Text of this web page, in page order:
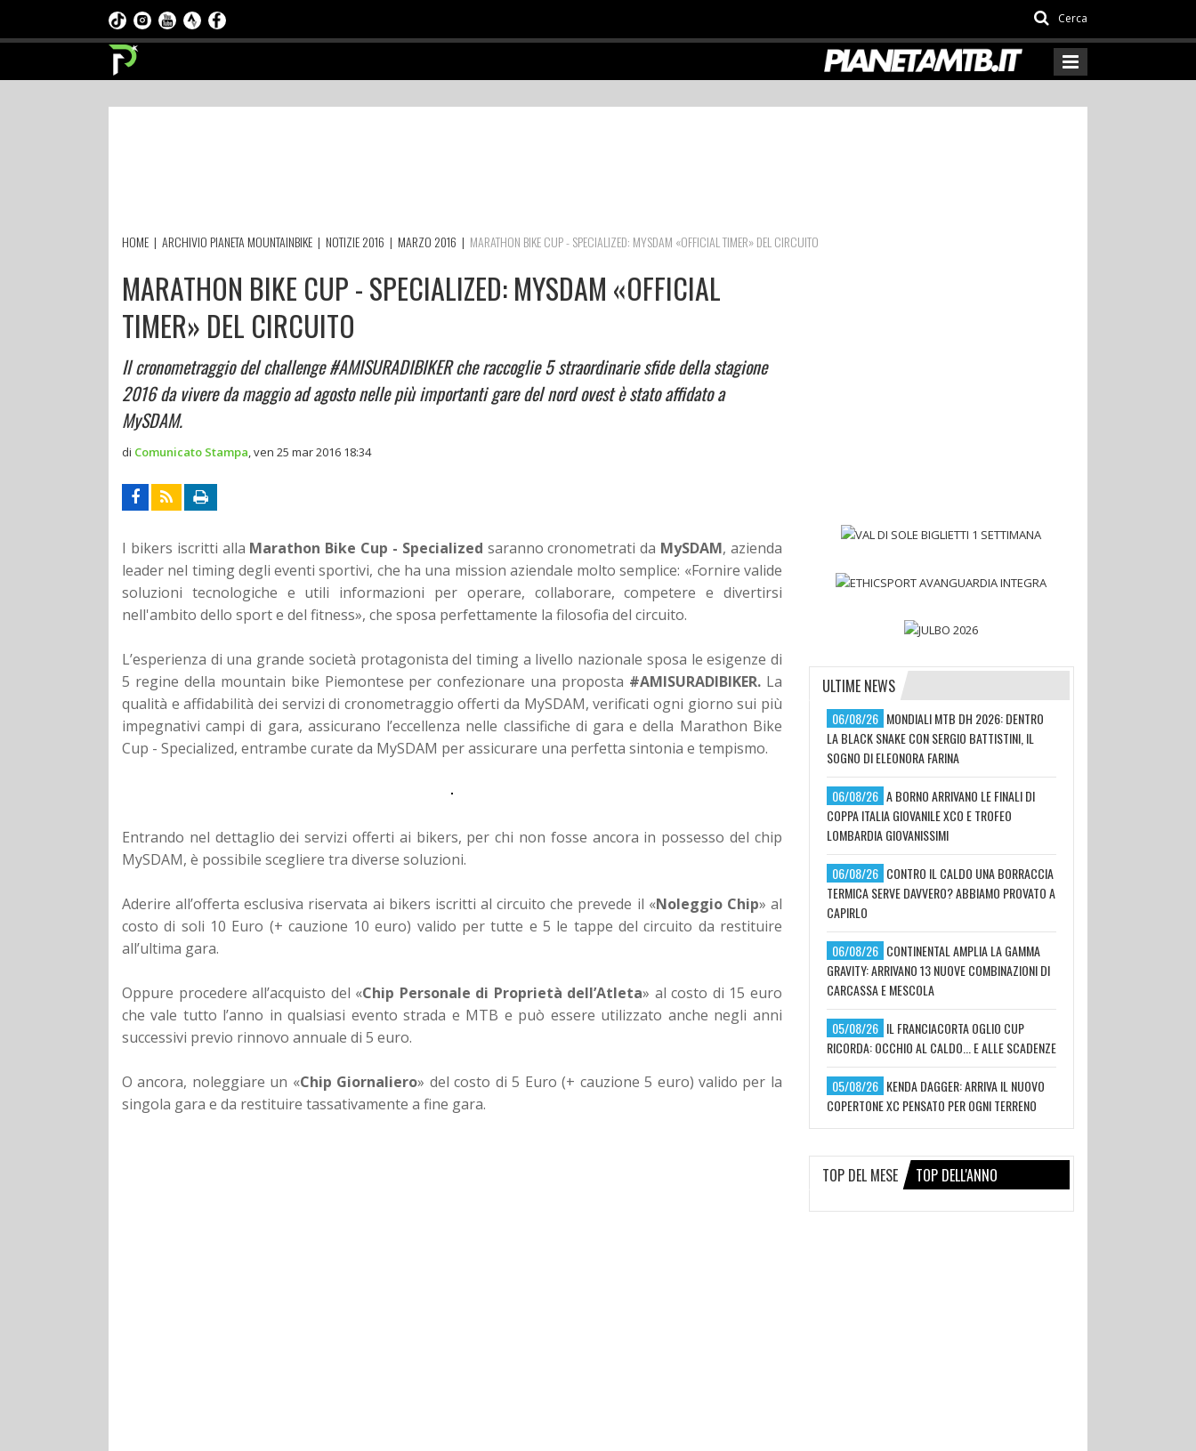
Cerca
HOME | ARCHIVIO PIANETA MOUNTAINBIKE | NOTIZIE 2016 | MARZO 2016 | MARATHON BIKE CUP - SPECIALIZED: MYSDAM «OFFICIAL TIMER» DEL CIRCUITO
MARATHON BIKE CUP - SPECIALIZED: MYSDAM «OFFICIAL
TIMER» DEL CIRCUITO
Il cronometraggio del challenge #AMISURADIBIKER che raccoglie 5 straordinarie sfide della stagione
2016 da vivere da maggio ad agosto nelle più importanti gare del nord ovest è stato affidato a
MySDAM.
di Comunicato Stampa ven 25 mar 2016 18:34
I bikers iscritti alla Marathon Bike Cup - Specialized saranno cronometrati da MySDAM, azienda
leader nel timing degli eventi sportivi, che ha una mission aziendale molto semplice: «Fornire valide
soluzioni tecnologiche e utili informazioni per operare, collaborare, competere e divertirsi
nell'ambito dello sport e del fitness», che sposa perfettamente la filosofia del circuito.
L’esperienza di una grande società protagonista del timing a livello nazionale sposa le esigenze di
5 regine della mountain bike Piemontese per confezionare una proposta #AMISURADIBIKER. La
qualità e affidabilità dei servizi di cronometraggio offerti da MySDAM, verificati ogni giorno sui più
impegnativi campi di gara, assicurano l’eccellenza nelle classifiche di gara e della Marathon Bike
Cup - Specialized, entrambe curate da MySDAM per assicurare una perfetta sintonia e tempismo.
Entrando nel dettaglio dei servizi offerti ai bikers, per chi non fosse ancora in possesso del chip
MySDAM, è possibile scegliere tra diverse soluzioni.
Aderire all’offerta esclusiva riservata ai bikers iscritti al circuito che prevede il «Noleggio Chip» al
costo di soli 10 Euro (+ cauzione 10 euro) valido per tutte e 5 le tappe del circuito da restituire
all’ultima gara.
Oppure procedere all’acquisto del «Chip Personale di Proprietà dell’Atleta» al costo di 15 euro
che vale tutto l’anno in qualsiasi evento strada e MTB e può essere utilizzato anche negli anni
successivi previo rinnovo annuale di 5 euro.
O ancora, noleggiare un «Chip Giornaliero» del costo di 5 Euro (+ cauzione 5 euro) valido per la
singola gara e da restituire tassativamente a fine gara.
ULTIME NEWS
06/08/26 MONDIALI MTB DH 2026: DENTRO
LA BLACK SNAKE CON SERGIO BATTISTINI, IL
SOGNO DI ELEONORA FARINA
06/08/26 A BORNO ARRIVANO LE FINALI DI
COPPA ITALIA GIOVANILE XCO E TROFEO
LOMBARDIA GIOVANISSIMI
06/08/26 CONTRO IL CALDO UNA BORRACCIA
TERMICA SERVE DAVVERO? ABBIAMO PROVATO A
CAPIRLO
06/08/26 CONTINENTAL AMPLIA LA GAMMA
GRAVITY: ARRIVANO 13 NUOVE COMBINAZIONI DI
CARCASSA E MESCOLA
05/08/26 IL FRANCIACORTA OGLIO CUP
RICORDA: OCCHIO AL CALDO... E ALLE SCADENZE
05/08/26 KENDA DAGGER: ARRIVA IL NUOVO
COPERTONE XC PENSATO PER OGNI TERRENO
TOP DEL MESE TOP DELL'ANNO